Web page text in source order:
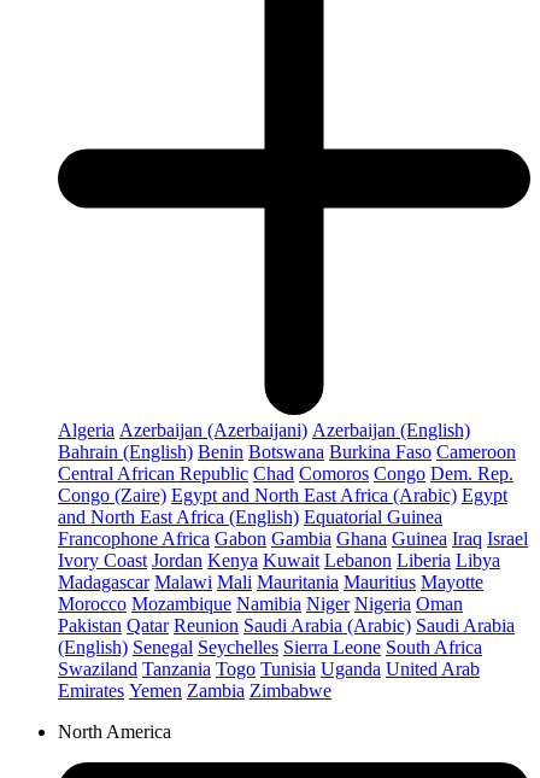
Algeria Azerbaijan (Azerbaijani) Azerbaijan (English)
Bahrain (English) Benin Botswana Burkina Faso Cameroon
Central African Republic Chad Comoros Congo Dem. Rep.
Congo (Zaire) Egypt and North East Africa (Arabic) Egypt
and North East Africa (English) Equatorial Guinea
Francophone Africa Gabon Gambia Ghana Guinea Iraq Israel
Ivory Coast Jordan Kenya Kuwait Lebanon Liberia Libya
Madagascar Malawi Mali Mauritania Mauritius Mayotte
Morocco Mozambique Namibia Niger Nigeria Oman
Pakistan Qatar Reunion Saudi Arabia (Arabic) Saudi Arabia
(English) Senegal Seychelles Sierra Leone South Africa
Swaziland Tanzania Togo Tunisia Uganda United Arab
Emirates Yemen Zambia Zimbabwe
North America